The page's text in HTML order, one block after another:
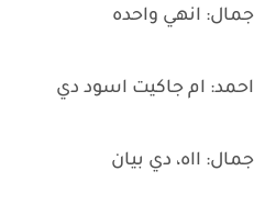
جمال: انهي واحده
احمد: ام جاكيت اسود دي
جمال: ااه، دي بيان